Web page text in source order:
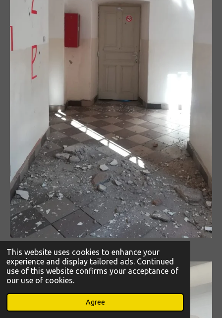
This website uses cookies to enhance your
experience and display tailored ads. Continued
use of this website confirms your acceptance of
our use of cookies.
Agree